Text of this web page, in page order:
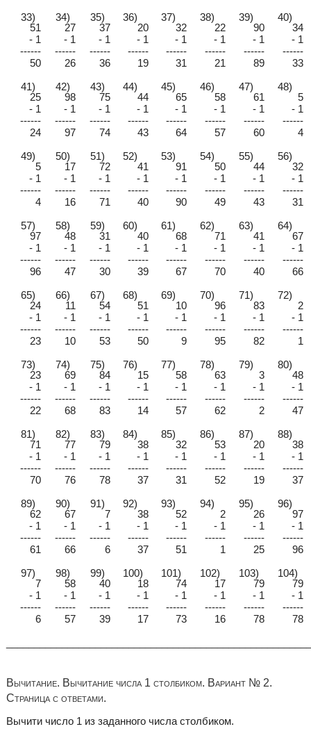
33)
51
34)
27
35)
37
36)
20
37)
32
38)
22
39)
90
40)
34
- 1
- 1 - 1 - 1 - 1 - 1 - 1
- 1
------
------ ------ ------ ------ ------ ------
------
50
26 36 19 31 21 89
33
41)
25
42)
98
43)
75
44)
44
45)
65
46)
58
47)
61
48)
5
- 1
- 1 - 1 - 1 - 1 - 1 - 1
- 1
------
------ ------ ------ ------ ------ ------
------
24
97 74 43 64 57 60
4
49)
5
50)
17
51)
72
52)
41
53)
91
54)
50
55)
44
56)
32
- 1
- 1 - 1 - 1 - 1 - 1 - 1
- 1
------
------ ------ ------ ------ ------ ------
------
4
16 71 40 90 49 43
31
57)
97
58)
48
59)
31
60)
40
61)
68
62)
71
63)
41
64)
67
- 1
- 1 - 1 - 1 - 1 - 1 - 1
- 1
------
------ ------ ------ ------ ------ ------
------
96
47 30 39 67 70 40
66
65)
24
66)
11
67)
54
68)
51
69)
10
70)
96
71)
83
72)
2
- 1
- 1 - 1 - 1 - 1 - 1 - 1
- 1
------
------ ------ ------ ------ ------ ------
------
23
10 53 50 9 95 82
1
73)
23
74)
69
75)
84
76)
15
77)
58
78)
63
79)
3
80)
48
- 1
- 1 - 1 - 1 - 1 - 1 - 1
- 1
------
------ ------ ------ ------ ------ ------
------
22
68 83 14 57 62 2
47
81)
71
82)
77
83)
79
84)
38
85)
32
86)
53
87)
20
88)
38
- 1
- 1 - 1 - 1 - 1 - 1 - 1
- 1
------
------ ------ ------ ------ ------ ------
------
70
76 78 37 31 52 19
37
89)
62
90)
67
91)
7
92)
38
93)
52
94)
2
95)
26
96)
97
- 1
- 1 - 1 - 1 - 1 - 1 - 1
- 1
------
------ ------ ------ ------ ------ ------
------
61
66 6 37 51 1 25
96
97)
7
98)
58
99)
40
100)
18
101)
74
102)
17
103)
79
104)
79
- 1
- 1 - 1 - 1 - 1 - 1 - 1
- 1
------
------ ------ ------ ------ ------ ------
------
6
57 39 17 73 16 78
78
Вычитание. Вычитание числа 1 столбиком. Вариант № 2.
Страница с ответами.
Вычити число 1 из заданного числа столбиком.